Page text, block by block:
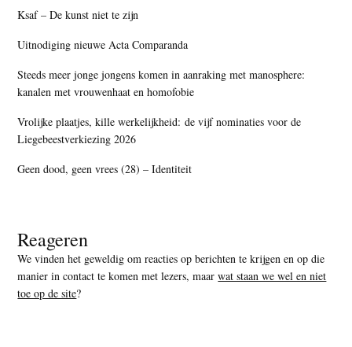
Ksaf – De kunst niet te zijn
Uitnodiging nieuwe Acta Comparanda
Steeds meer jonge jongens komen in aanraking met manosphere:
kanalen met vrouwenhaat en homofobie
Vrolijke plaatjes, kille werkelijkheid: de vijf nominaties voor de
Liegebeestverkiezing 2026
Geen dood, geen vrees (28) – Identiteit
Reageren
We vinden het geweldig om reacties op berichten te krijgen en op die
manier in contact te komen met lezers, maarwat staan we wel en niet
toe op de site?